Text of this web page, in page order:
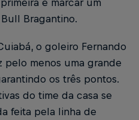
e marcar um
Bragantino.
o goleiro Fernando
pelo menos uma grande
os três pontos.
do time da casa se
feita pela linha de